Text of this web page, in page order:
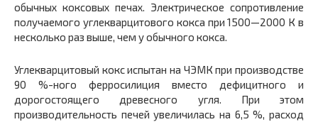
обычных коксовых печах. Электрическое сопротивление
получаемого углекварцитового кокса при 1500—2000 К в
несколько раз выше, чем у обычного кокса.
Углекварцитовый кокс испытан на ЧЭМК при производстве
90 %-ного ферросилиция вместо дефицитного и
дорогостоящего древесного угля. При этом
производительность печей увеличилась на 6,5 %, расход